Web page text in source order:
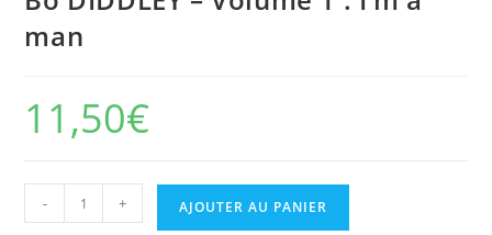
man
11,50€
quantité
de
- + AJOUTER AU PANIER